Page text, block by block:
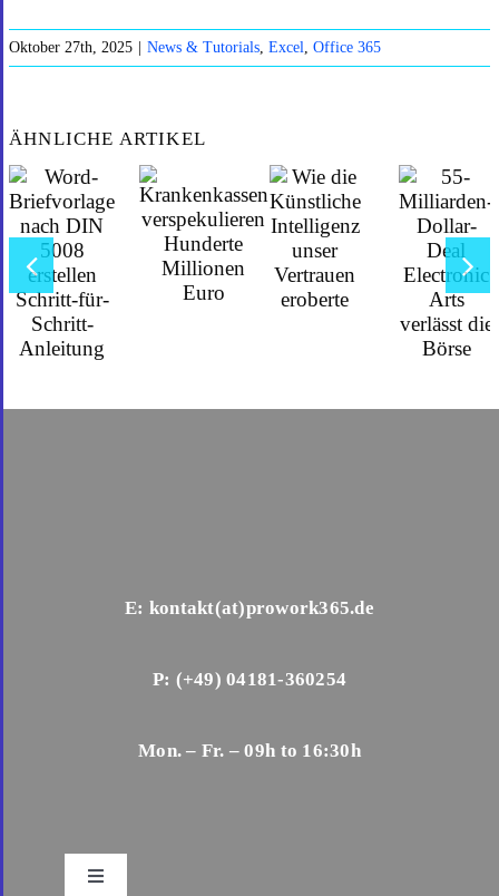
Oktober 27th, 2025 News & Tutorials Excel Office 365
ÄHNLICHE ARTIKEL
E: kontakt(at)prowork365.de
P: (+49) 04181-360254
Mon. – Fr. – 09h to 16:30h
Toggle